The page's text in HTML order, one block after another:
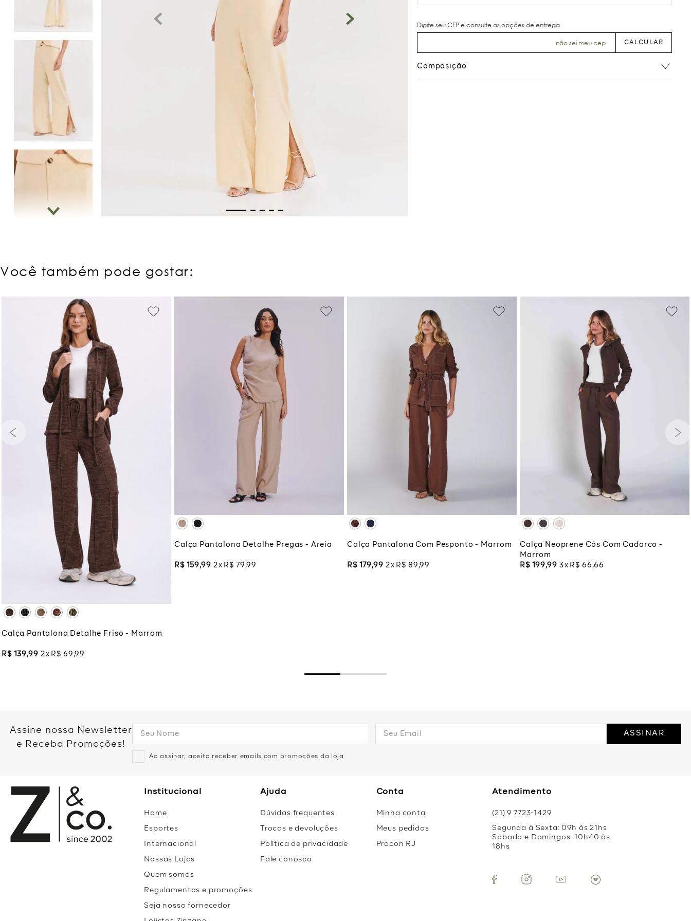
não sei meu cep
Composição
Você também pode gostar:
G
M
XGG
Calça Pantalona Detalhe Friso - Marrom
R$ 139,99 2 R$ 69 ,99
38
48
ADICIONAR À SACOLA
Calça Pantalona Detalhe Pregas - Areia
R$ 159,99 2 R$ 79 ,99
M
ADICIONAR À SACOLA
Calça Pantalona Com Pesponto - Marrom
R$ 179,99 2 R$ 89 ,99
M
ADICIONAR À SACOLA
Calça Neoprene Cós Com Cadarco -
Marrom
R$ 199,99 3 R$ 66 ,66
Assine nossa Newsletter
e Receba Promoções!
Ao assinar, aceito receber emails com promoções da loja
ASSINAR
Institucional
Home
Esportes
Internacional
Nossas Lojas
Quem somos
Regulamentos e promoções
Seja nosso fornecedor
Ajuda
Dúvidas frequentes
Trocas e devoluções
Política de privacidade
Fale conosco
Conta
Minha conta
Meus pedidos
Procon RJ
Atendimento
(21) 9 7723-1429
Segunda à Sexta: 09h às 21hs
Sábado e Domingos: 10h40 às
18hs